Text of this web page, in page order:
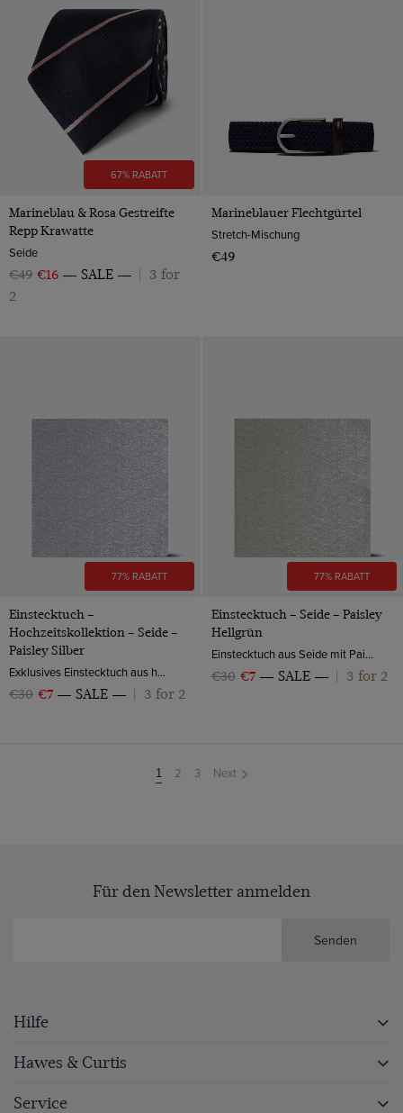
67% RABATT
Marineblau & Rosa Gestreifte
Repp Krawatte
Seide
€49 €16 SALE
3 for
2
Marineblauer Flechtgürtel
Stretch-Mischung
€49
77% RABATT
Einstecktuch –
Hochzeitskollektion – Seide –
Paisley Silber
Exklusives Einstecktuch aus hochwertiger Seide ist ein schöner Hingucker in der Brusttasche Ihres Anzugs und veredelt damit Ihr Hochzeits Outfit.
€30 €7 SALE 3 for 2
77% RABATT
Einstecktuch – Seide – Paisley
Hellgrün
Einstecktuch aus Seide mit Paisleymuster von Hawes & Curtis.
€30 €7 SALE 3 for 2
You're
on
1 2 3 Next
Für den Newsletter anmelden
Senden
Hilfe
Hawes & Curtis
Service